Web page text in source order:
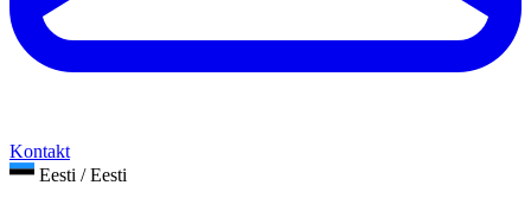
Kontakt
Eesti / Eesti